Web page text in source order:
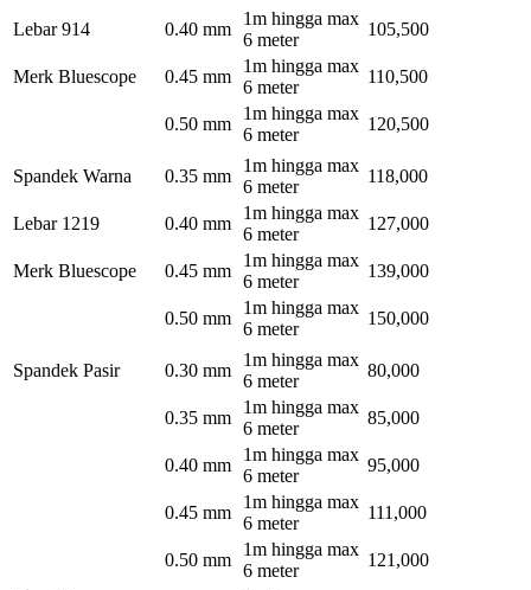
Lebar 914
0.40 mm
1m hingga max
6 meter
105,500
Merk Bluescope 0.45 mm
1m hingga max
6 meter
110,500
0.50 mm
1m hingga max
6 meter
120,500
Spandek Warna 0.35 mm
1m hingga max
6 meter
118,000
Lebar 1219 0.40 mm
1m hingga max
6 meter
127,000
Merk Bluescope 0.45 mm
1m hingga max
6 meter
139,000
0.50 mm
1m hingga max
6 meter
150,000
Spandek Pasir 0.30 mm
1m hingga max
6 meter
80,000
0.35 mm
1m hingga max
6 meter
85,000
0.40 mm
1m hingga max
6 meter
95,000
0.45 mm
1m hingga max
6 meter
111,000
0.50 mm
1m hingga max
6 meter
121,000